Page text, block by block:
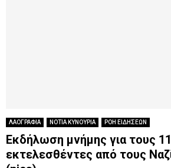
ΛΑΟΓΡΑΦΙΑ ΝΟΤΙΑ ΚΥΝΟΥΡΙΑ ΡΟΗ ΕΙΔΗΣΕΩΝ
Εκδήλωση μνήμης για τους 11
εκτελεσθέντες από τους